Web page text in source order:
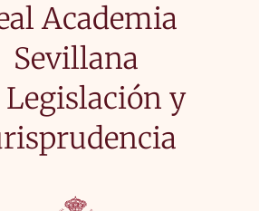
Academia
Sevillana
Legislación y